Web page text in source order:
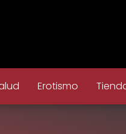
Erotismo